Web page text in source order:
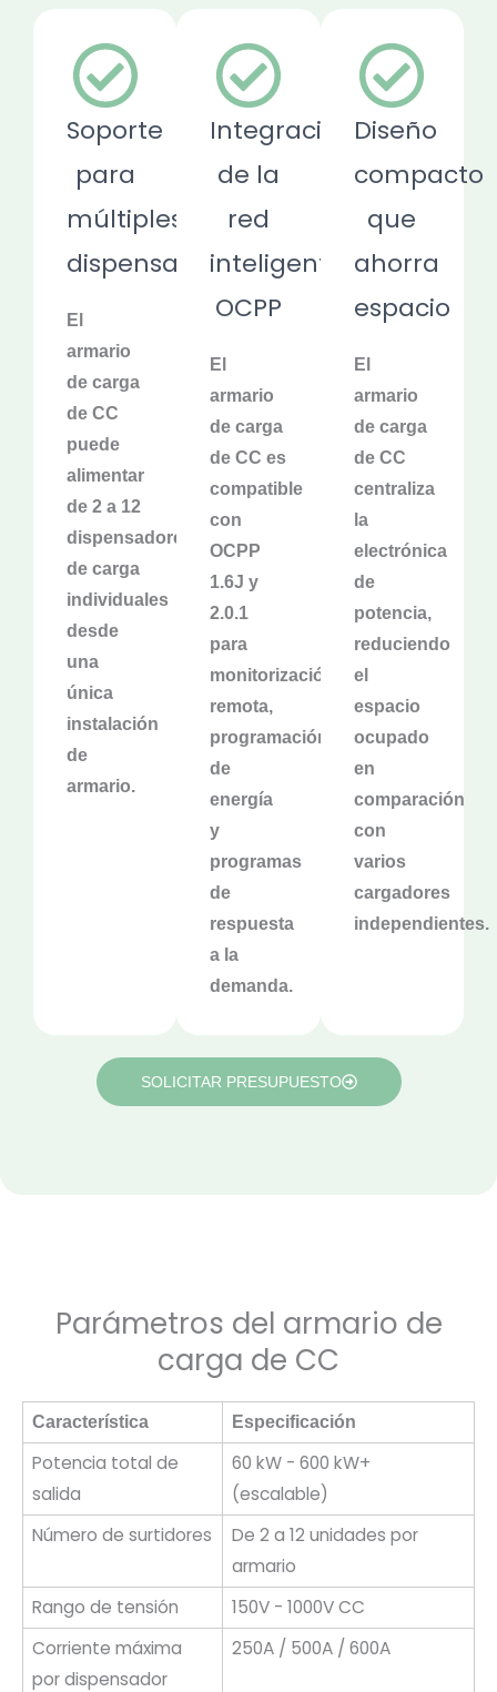
Soporte
para
múltiples
dispensadores
El
armario
de carga
de CC
puede
alimentar
de 2 a 12
dispensadores
de carga
individuales
desde
una
única
instalación
de
armario.
Integración
de la
red
inteligente
OCPP
El
armario
de carga
de CC es
compatible
con
OCPP
1.6J y
2.0.1
para
monitorización
remota,
programación
de
energía
y
programas
de
respuesta
a la
demanda.
Diseño
compacto
que
ahorra
espacio
El
armario
de carga
de CC
centraliza
la
electrónica
de
potencia,
reduciendo
el
espacio
ocupado
en
comparación
con
varios
cargadores
independientes.
SOLICITAR PRESUPUESTO
Parámetros del armario de
carga de CC
Característica Especificación
Potencia total de
salida
60 kW - 600 kW+
(escalable)
Número de surtidores
De 2 a 12 unidades por
armario
Rango de tensión
150V - 1000V CC
Corriente máxima
por dispensador
250A / 500A / 600A